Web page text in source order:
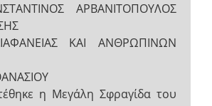
ΑΡΒΑΝΙΤΟΠΟΥΛΟΣ
ΚΑΙ ΑΝΘΡΩΠΙΝΩΝ
η Μεγάλη Σφραγίδα του